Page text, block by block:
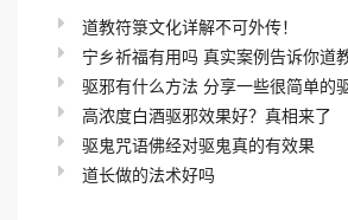
道教符箓文化详解不可外传！
宁乡祈福有用吗 真实案例告诉你道
驱邪有什么方法 分享一些很简单的
高浓度白酒驱邪效果好？真相来了
驱鬼咒语佛经对驱鬼真的有效果
道长做的法术好吗